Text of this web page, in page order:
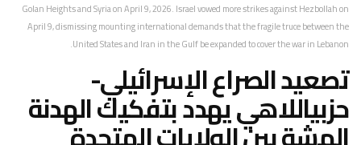
Golan Heights and Syria on April 9, 2026. Israel vowed more strikes against Hezbollah on
April 9, dismissing mounting international demands that the fragile truce between the
United States and Iran in the Gulf be expanded to cover the war in Lebanon.
تصعيد الصراع الإسرائيلي-
حزبياللاهي يهدد بتفكيك الهدنة